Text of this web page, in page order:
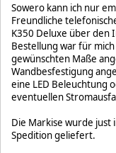
Sowero kann ich nur
Freundliche
K350 Deluxe über den
Bestellung war für
gewünschten Maße
Wandbesfestigung
eine LED Beleuchtung
eventuellen
Die Markise wurde just
Spedition geliefert.